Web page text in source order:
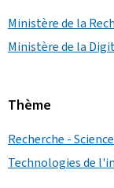
Ministère de la
Ministère de la
Thème
Recherche -
Technologies de